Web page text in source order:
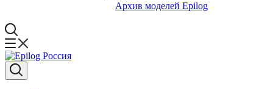
Архив моделей Epilog